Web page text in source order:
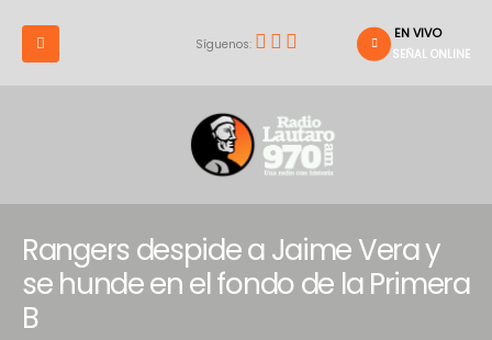
Síguenos:
EN VIVO
SEÑAL ONLINE
Rangers despide a Jaime Vera y
se hunde en el fondo de la Primera
B